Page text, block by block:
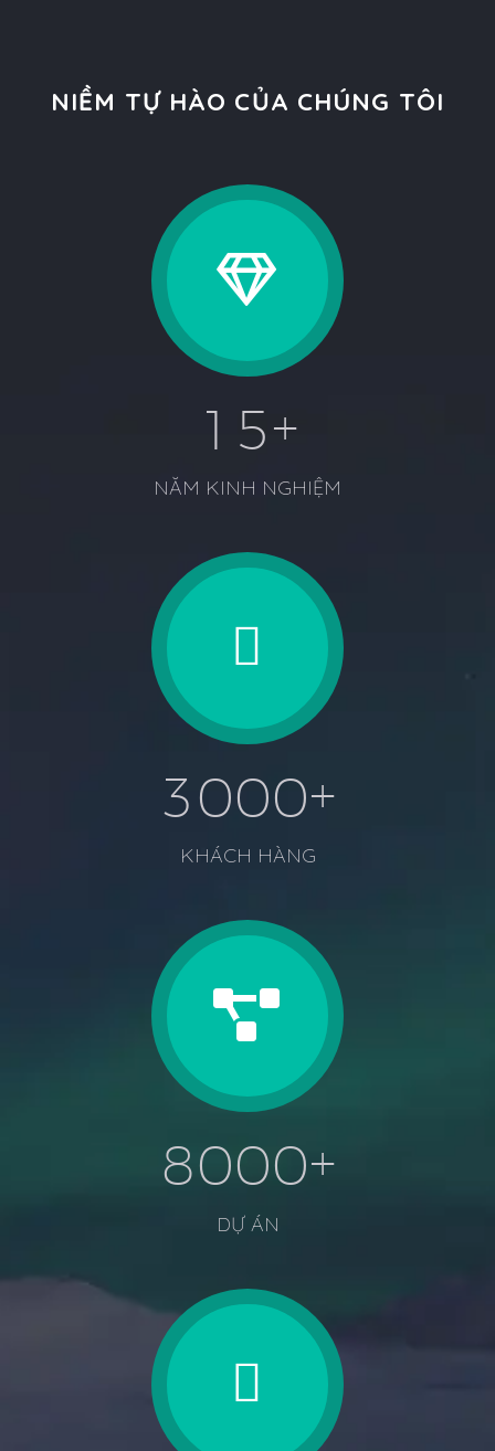
NIỀM TỰ HÀO CỦA CHÚNG TÔI
1 5+
NĂM KINH NGHIỆM
3000+
KHÁCH HÀNG
8000+
DỰ ÁN